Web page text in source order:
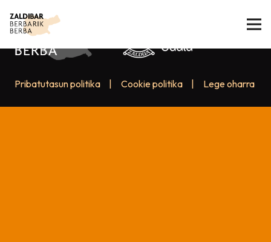
Pribatutasun politika Cookie politika Lege oharra